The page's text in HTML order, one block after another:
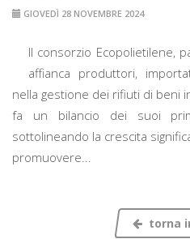
GIOVEDÌ 28 NOVEMBRE 2024
Il consorzio Ecopolietilene,
affianca produttori,
nella gestione dei rifiuti di beni
fa un bilancio dei suoi
sottolineando la crescita
promuovere...
torna